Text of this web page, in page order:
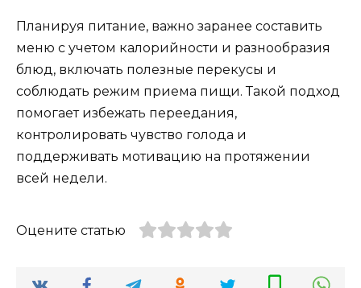
Планируя питание, важно заранее составить
меню с учетом калорийности и разнообразия
блюд, включать полезные перекусы и
соблюдать режим приема пищи. Такой подход
помогает избежать переедания,
контролировать чувство голода и
поддерживать мотивацию на протяжении
всей недели.
Оцените статью